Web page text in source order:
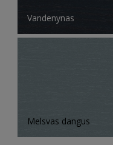
Vandenynas
Melsvas dangus